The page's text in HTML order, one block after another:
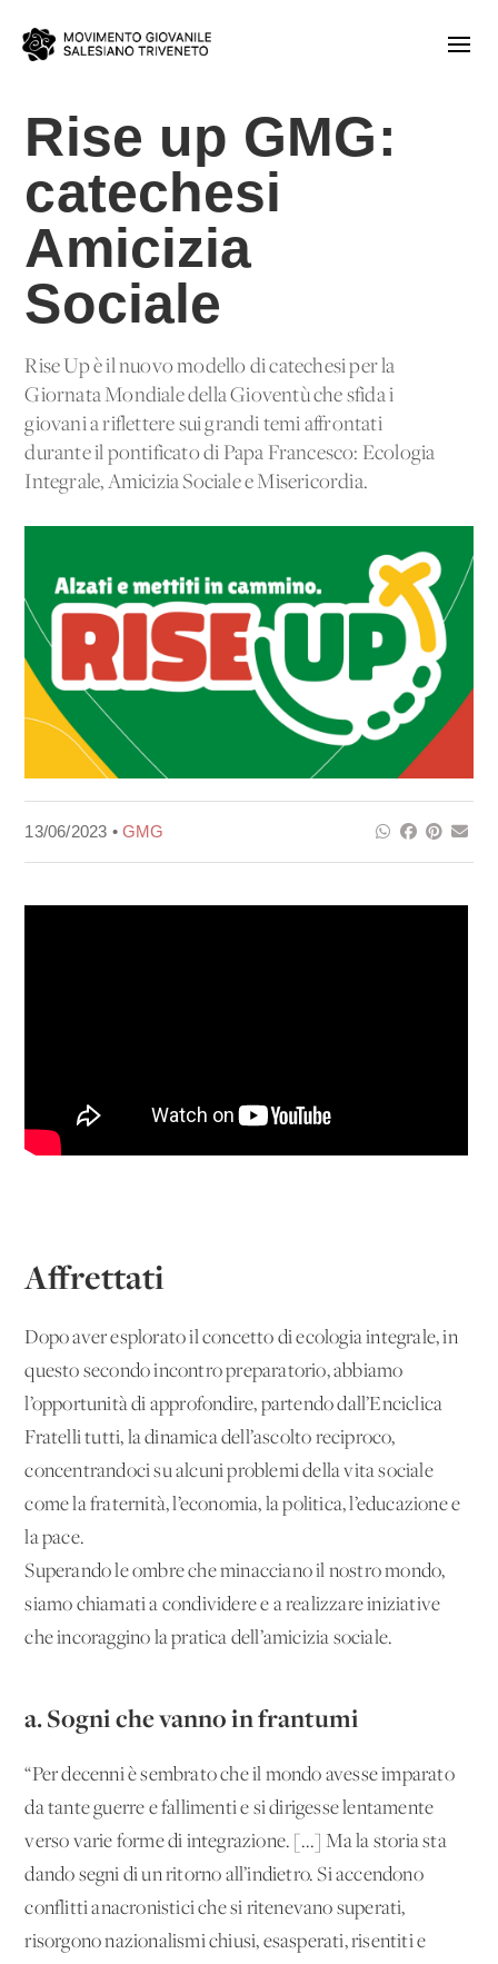
Rise up GMG:
catechesi
Amicizia
Sociale
Rise Up è il nuovo modello di catechesi per la
Giornata Mondiale della Gioventù che sfida i
giovani a riflettere sui grandi temi affrontati
durante il pontificato di Papa Francesco: Ecologia
Integrale, Amicizia Sociale e Misericordia.
13/06/2023 •GMG
Affrettati
Dopo aver esplorato il concetto di ecologia integrale, in
questo secondo incontro preparatorio, abbiamo
l’opportunità di approfondire, partendo dall’Enciclica
Fratelli tutti, la dinamica dell’ascolto reciproco,
concentrandoci su alcuni problemi della vita sociale
come la fraternità, l’economia, la politica, l’educazione e
la pace.
Superando le ombre che minacciano il nostro mondo,
siamo chiamati a condividere e a realizzare iniziative
che incoraggino la pratica dell’amicizia sociale.
a. Sogni che vanno in frantumi
“Per decenni è sembrato che il mondo avesse imparato
da tante guerre e fallimenti e si dirigesse lentamente
verso varie forme di integrazione. [...] Ma la storia sta
dando segni di un ritorno all’indietro. Si accendono
conflitti anacronistici che si ritenevano superati,
risorgono nazionalismi chiusi, esasperati, risentiti e